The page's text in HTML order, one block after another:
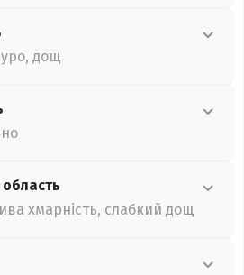
дощ
область
хмарність, слабкий дощ